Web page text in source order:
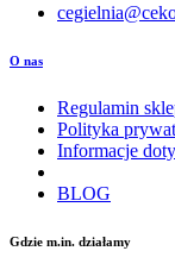
O nas
Regulamin
Polityka
Informacje
BLOG
Gdzie m.in. działamy